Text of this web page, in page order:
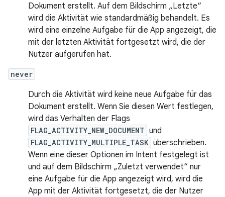
Dokument erstellt. Auf dem Bildschirm „Letzte“
wird die Aktivität wie standardmäßig behandelt. Es
wird eine einzelne Aufgabe für die App angezeigt, die
mit der letzten Aktivität fortgesetzt wird, die der
Nutzer aufgerufen hat.
never
Durch die Aktivität wird keine neue Aufgabe für das
Dokument erstellt. Wenn Sie diesen Wert festlegen,
wird das Verhalten der Flags
FLAG_ACTIVITY_NEW_DOCUMENT und
FLAG_ACTIVITY_MULTIPLE_TASK überschrieben.
Wenn eine dieser Optionen im Intent festgelegt ist
und auf dem Bildschirm „Zuletzt verwendet“ nur
eine Aufgabe für die App angezeigt wird, wird die
App mit der Aktivität fortgesetzt, die der Nutzer